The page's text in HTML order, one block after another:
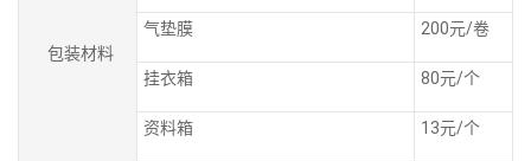
包装材料
气垫膜 200元/卷
挂衣箱 80元/个
资料箱 13元/个